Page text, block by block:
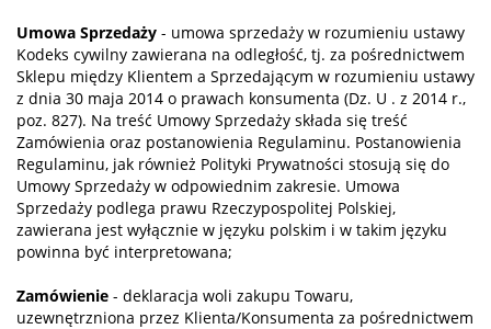
Umowa Sprzedaży - umowa sprzedaży w rozumieniu ustawy
Kodeks cywilny zawierana na odległość, tj. za pośrednictwem
Sklepu między Klientem a Sprzedającym w rozumieniu ustawy
z dnia 30 maja 2014 o prawach konsumenta (Dz. U . z 2014 r.,
poz. 827). Na treść Umowy Sprzedaży składa się treść
Zamówienia oraz postanowienia Regulaminu. Postanowienia
Regulaminu, jak również Polityki Prywatności stosują się do
Umowy Sprzedaży w odpowiednim zakresie. Umowa
Sprzedaży podlega prawu Rzeczypospolitej Polskiej,
zawierana jest wyłącznie w języku polskim i w takim języku
powinna być interpretowana;
Zamówienie - deklaracja woli zakupu Towaru,
uzewnętrzniona przez Klienta/Konsumenta za pośrednictwem